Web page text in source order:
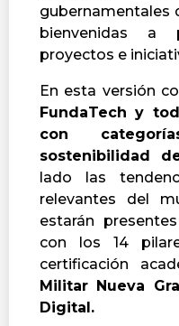
gubernamentales
bienvenidas a
proyectos e
En esta versión
FundaTech y
con
sostenibilidad
lado las
relevantes del
estarán
con los 14
certificación
Militar Nueva
Digital.